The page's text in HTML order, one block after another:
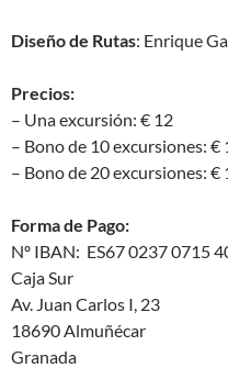
Diseño de Rutas: Enrique
Precios:
– Una excursión: € 12
– Bono de 10 excursiones: €
– Bono de 20 excursiones: €
Forma de Pago:
Nº IBAN: ES67 0237 0715
Caja Sur
Av. Juan Carlos I, 23
18690 Almuñécar
Granada